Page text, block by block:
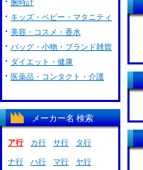
腕時計
キッズ・ベビー・マタニティ
美容・コスメ・香水
バッグ・小物・ブランド雑貨
ダイエット・健康
医薬品・コンタクト・介護
メーカー名 検索
ア行 カ行 サ行 タ行
ナ行 ハ行 マ行 ヤ行